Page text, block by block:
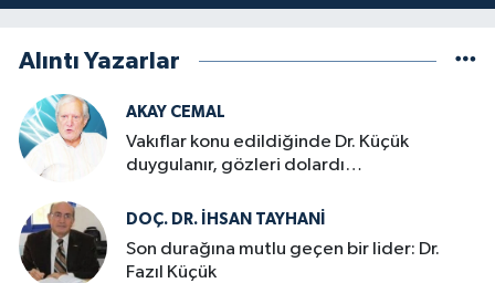
Alıntı Yazarlar
AKAY CEMAL
Vakıflar konu edildiğinde Dr. Küçük
duygulanır, gözleri dolardı…
DOÇ. DR. İHSAN TAYHANI
Son durağına mutlu geçen bir lider: Dr.
Fazıl Küçük